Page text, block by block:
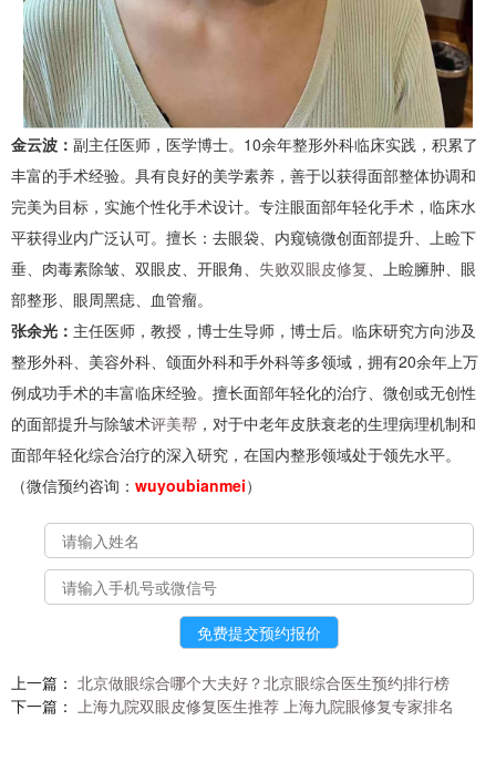
金云波： 副主任医师，医学博士。10余年整形外科临床实践，积累了
丰富的手术经验。具有良好的美学素养，善于以获得面部整体协调和
完美为目标，实施个性化手术设计。专注眼面部年轻化手术，临床水
平获得业内广泛认可。擅长：去眼袋、内窥镜微创面部提升、上睑下
垂、肉毒素除皱、双眼皮、开眼角、 失败双眼皮修复、上睑臃肿、眼
部整形、眼周黑痣、血管瘤。
张余光： 主任医师，教授，博士生导师，博士后。临床研究方向涉及
整形外科、美容外科、颌面外科和手外科等多领域，拥有20余年上万
例成功手术的丰富临床经验。擅长面部年轻化的治疗、微创或无创性
的面部提升与除皱术评美帮 ，对于中老年皮肤衰老的生理病理机制和
面部年轻化综合治疗的深入研究，在国内整形领域处于领先水平。
（微信预约咨询： wuyoubianmei）
上一篇： 北京做眼综合哪个大夫好？北京眼综合医生预约排行榜
下一篇： 上海九院双眼皮修复医生推荐 上海九院眼修复专家排名